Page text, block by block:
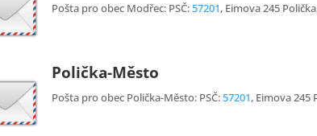
Pošta pro obec Modřec: PSČ:57201, Eimova 245
Polička-Město
Pošta pro obec Polička-Město: PSČ:57201, Eimova 245